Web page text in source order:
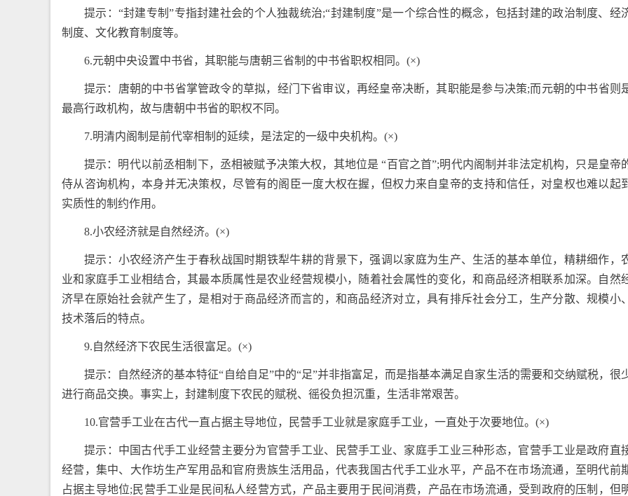
提示：“封建专制”专指封建社会的个人独裁统治;“封建制度”是一个综合性的概念，包括封建的政治制度、经
制度、文化教育制度等。
6.元朝中央设置中书省，其职能与唐朝三省制的中书省职权相同。(×)
提示：唐朝的中书省掌管政令的草拟，经门下省审议，再经皇帝决断，其职能是参与决策;而元朝的中书省则
最高行政机构，故与唐朝中书省的职权不同。
7.明清内阁制是前代宰相制的延续，是法定的一级中央机构。(×)
提示：明代以前丞相制下，丞相被赋予决策大权，其地位是 “百官之首”;明代内阁制并非法定机构，只是皇帝
侍从咨询机构，本身并无决策权，尽管有的阁臣一度大权在握，但权力来自皇帝的支持和信任，对皇权也难以起
实质性的制约作用。
8.小农经济就是自然经济。(×)
提示：小农经济产生于春秋战国时期铁犁牛耕的背景下，强调以家庭为生产、生活的基本单位，精耕细作，
业和家庭手工业相结合，其最本质属性是农业经营规模小，随着社会属性的变化，和商品经济相联系加深。自然
济早在原始社会就产生了，是相对于商品经济而言的，和商品经济对立，具有排斥社会分工，生产分散、规模小、
技术落后的特点。
9.自然经济下农民生活很富足。(×)
提示：自然经济的基本特征“自给自足”中的“足”并非指富足，而是指基本满足自家生活的需要和交纳赋税，很
进行商品交换。事实上，封建制度下农民的赋税、徭役负担沉重，生活非常艰苦。
10.官营手工业在古代一直占据主导地位，民营手工业就是家庭手工业，一直处于次要地位。(×)
提示：中国古代手工业经营主要分为官营手工业、民营手工业、家庭手工业三种形态，官营手工业是政府直
经营，集中、大作坊生产军用品和官府贵族生活用品，代表我国古代手工业水平，产品不在市场流通，至明代前
占据主导地位;民营手工业是民间私人经营方式，产品主要用于民间消费，产品在市场流通，受到政府的压制，但